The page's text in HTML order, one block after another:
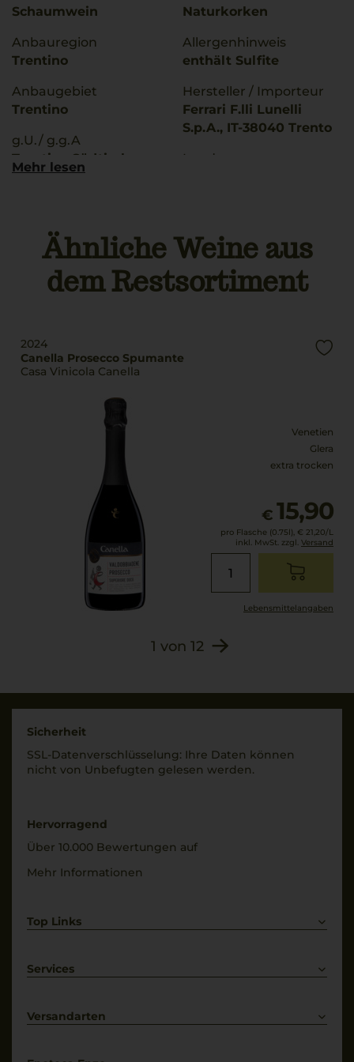
Schaumwein
Anbauregion
Trentino
Anbaugebiet
Trentino
g.U./ g.g.A
Trentino Südtirol
Trinktemperatur
Naturkorken
Allergenhinweis
enthält Sulfite
Hersteller / Importeur
Ferrari F.lli Lunelli
S.p.A., IT-38040 Trento
Land
Geschmack
brut
Mehr lesen
Ähnliche Weine aus
dem Restsortiment
2024
Canella Prosecco Spumante
Casa Vinicola Canella
Venetien
Glera
extra trocken
€ 15,90
pro Flasche (0.75l), € 21,20/L
inkl. MwSt. zzgl. Versand
Lebensmittel­angaben
1 von 12
Sicherheit
SSL-Daten­verschlüs­selung: Ihre Daten können
nicht von Unbe­fugten gelesen werden.
Hervorragend
Über 10.000 Bewertungen auf
Mehr Informationen
Top Links
Weißwein
Services
Kontakt
Versandarten